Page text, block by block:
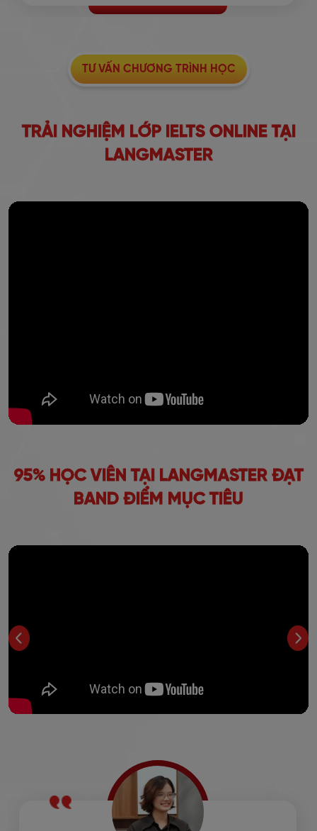
TƯ VẤN CHƯƠNG TRÌNH HỌC
TRẢI NGHIỆM LỚP IELTS ONLINE TẠI
LANGMASTER
95% HỌC VIÊN TẠI LANGMASTER ĐẠT
BAND ĐIỂM MỤC TIÊU